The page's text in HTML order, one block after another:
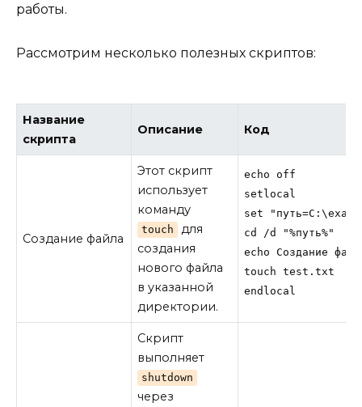
работы.
Рассмотрим несколько полезных скриптов:
Название
скрипта
Описание Код
Создание файла
Этот скрипт
использует
команду
touch
для
создания
нового файла
в указанной
директории.
echo off
setlocal
set
cd /d "%путь%"
echo Создание
touch test.txt
endlocal
Скрипт
выполняет
shutdown
через